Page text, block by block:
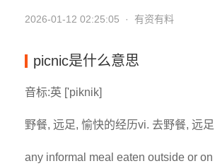
2026-01-12 02:25:05 · 有资有料
picnic是什么意思
音标:英 ['piknik]
野餐, 远足, 愉快的经历vi. 去野餐, 远足
any informal meal eaten outside or